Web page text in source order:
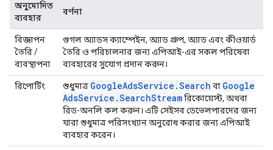
অনুমোদিত
ব্যবহার
বর্ণনা
বিজ্ঞাপন
তৈরি /
ব্যবস্থাপনা
গুগল অ্যাডস ক্যাম্পেইন, অ্যাড গ্রুপ, অ্যাড এবং কীওয়ার্ড
তৈরি ও পরিচালনার জন্য এপিআই-এর সকল পরিষেবা
ব্যবহারের সুযোগ প্রদান করুন।
রিপোর্টিং শুধুমাত্র GoogleAdsService .Search বা Google
AdsService .SearchStreamরিকোয়েস্ট, অথবা
রিড-অনলি কল করুন। এটি সেইসব ডেভেলপারদের জন্য
যারা শুধুমাত্র পরিসংখ্যান অনুরোধ করার জন্য এপিআই
ব্যবহার করেন।